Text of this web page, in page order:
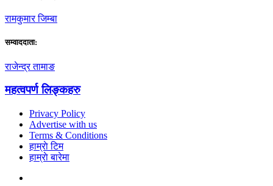
रामकुमार जिम्बा
सम्वाददाता:
राजेन्द्र तामाङ
महत्वपर्ण लिङ्कहरु
Privacy Policy
Advertise with us
Terms & Conditions
हाम्राे टिम
हाम्राे बारेमा